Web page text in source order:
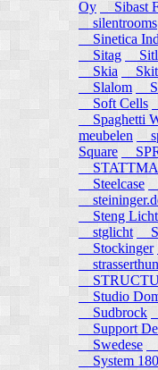
Oy
Sibast
silentrooms
Sinetica
Sitag
Skia
Slalom
Soft Cells
Spaghetti
meubelen
Square
Steelcase
Steng Licht
stglicht
Stockinger
strasserthun
Studio
Sudbrock
Support
Swedese
System 180